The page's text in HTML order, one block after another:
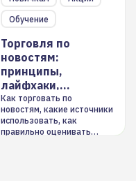
Обучение
Торговля по
новостям:
принципы,
лайфхаки,
инструменты
Как торговать по
новостям, какие источники
использовать, как
правильно оценивать